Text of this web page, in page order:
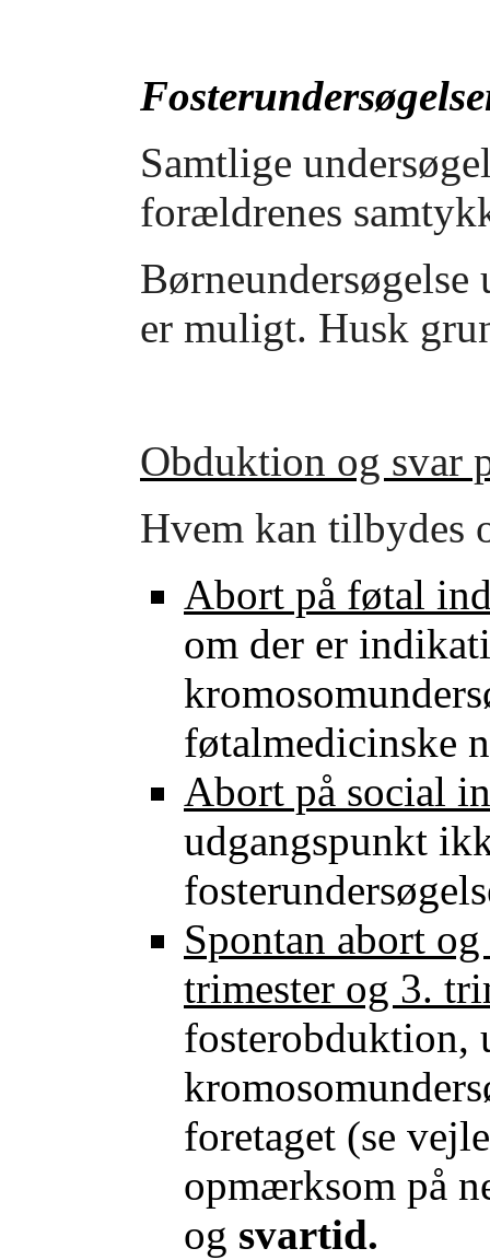
Samtlige
forældrenes
er muligt. Husk
Obduktion og svar
Hvem kan tilbydes
Abort på føtal
om der er
føtalmedicinske
Abort på social
udgangspunkt
Spontan abort
trimester og 3.
fosterobduktion,
foretaget (se
opmærksom på
og svartid.